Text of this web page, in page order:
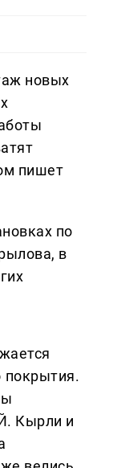
новых
пишет
по
в
покрытия.
Кырли и